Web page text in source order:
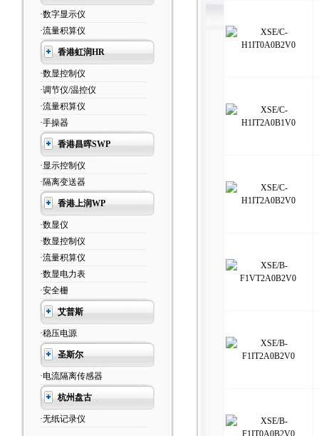
·数字显示仪
·流量积算仪
香港虹润HR
·数显控制仪
·调节仪/温控仪
·流量积算仪
·手操器
香港昌晖SWP
·显示控制仪
·隔离变送器
香港上润WP
·数显仪
·数显控制仪
·流量积算仪
·数显电力表
·安全栅
艾普斯
·稳压电源
圣斯尔
·电流隔离传感器
杭州盘古
·无纸记录仪